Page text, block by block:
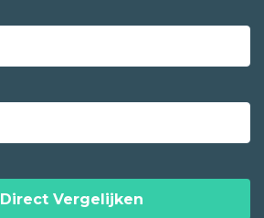
Direct Vergelijken